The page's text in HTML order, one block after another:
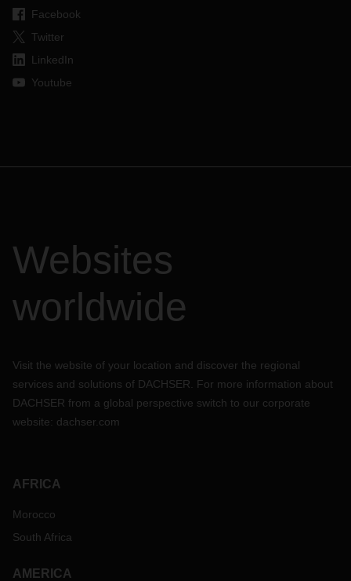
Facebook
Twitter
LinkedIn
Youtube
Websites
worldwide
Visit the website of your location and discover the regional
services and solutions of DACHSER. For more information about
DACHSER from a global perspective switch to our corporate
website: dachser.com
AFRICA
Morocco
South Africa
AMERICA